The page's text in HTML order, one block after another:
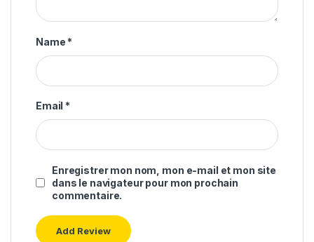
Name *
Email *
Enregistrer mon nom, mon e-mail et mon site
dans le navigateur pour mon prochain
commentaire.